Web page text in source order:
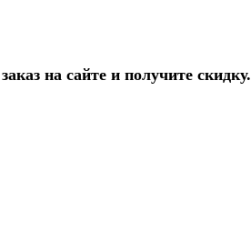
на сайте и получите скидку.